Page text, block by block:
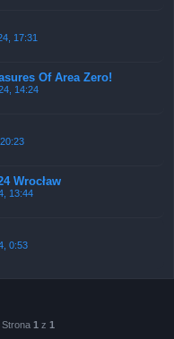
17:31
Of Area Zero!
14:24
Wrocław
13:44
0:53
Strona 1 z 1